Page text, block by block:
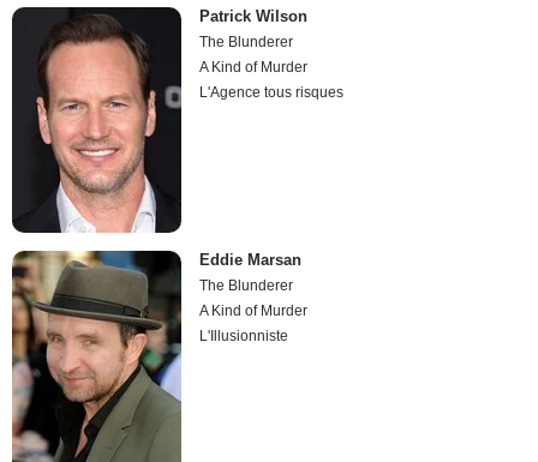
Patrick Wilson
The Blunderer
A Kind of Murder
L'Agence tous risques
Eddie Marsan
The Blunderer
A Kind of Murder
L'Illusionniste